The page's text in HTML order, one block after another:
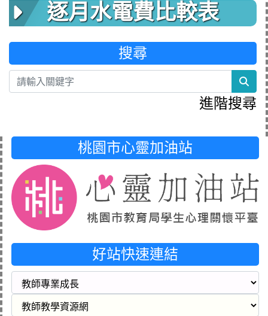
逐月水電費比較表
搜尋
進階搜尋
桃園市心靈加油站
好站快速連結